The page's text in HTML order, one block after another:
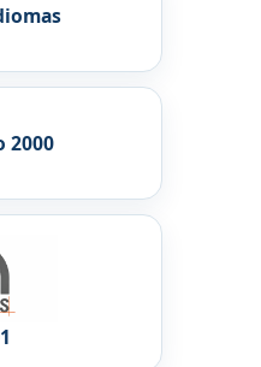
2000